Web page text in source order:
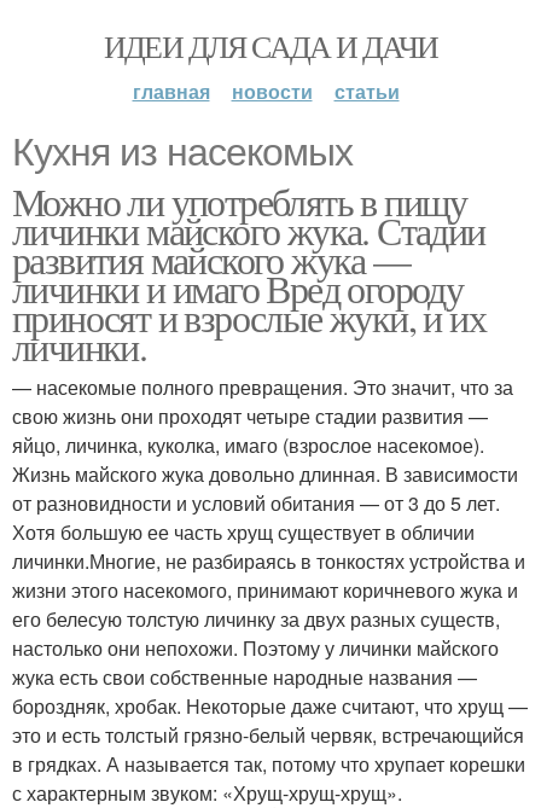
ИДЕИ ДЛЯ САДА И ДАЧИ
главная новости статьи
Кухня из насекомых
Можно ли употреблять в пищу
личинки майского жука. Стадии
развития майского жука —
личинки и имаго Вред огороду
приносят и взрослые жуки, и их
личинки.
— насекомые полного превращения. Это значит, что за
свою жизнь они проходят четыре стадии развития —
яйцо, личинка, куколка, имаго (взрослое насекомое).
Жизнь майского жука довольно длинная. В зависимости
от разновидности и условий обитания — от 3 до 5 лет.
Хотя большую ее часть хрущ существует в обличии
личинки.Многие, не разбираясь в тонкостях устройства и
жизни этого насекомого, принимают коричневого жука и
его белесую толстую личинку за двух разных существ,
настолько они непохожи. Поэтому у личинки майского
жука есть свои собственные народные названия —
бороздняк, хробак. Некоторые даже считают, что хрущ —
это и есть толстый грязно-белый червяк, встречающийся
в грядках. А называется так, потому что хрупает корешки
с характерным звуком: «Хрущ-хрущ-хрущ».